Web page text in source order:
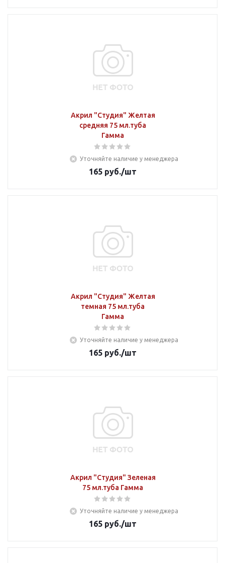
Акрил "Студия" Желтая
средняя 75 мл.туба
Гамма
Уточняйте наличие у менеджера
165 руб./шт
Акрил "Студия" Желтая
темная 75 мл.туба
Гамма
Уточняйте наличие у менеджера
165 руб./шт
Акрил "Студия" Зеленая
75 мл.туба Гамма
Уточняйте наличие у менеджера
165 руб./шт